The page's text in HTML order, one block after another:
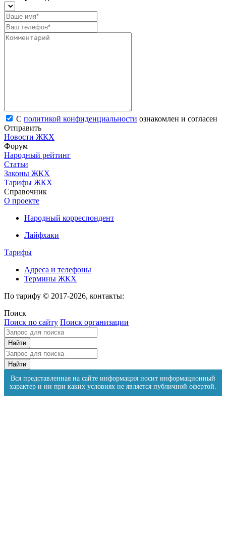
С политикой конфиденциальности ознакомлен и согласен
Отправить
Новости ЖКХ
Форум
Народный рейтинг
Статьи
Законы ЖКХ
Тарифы ЖКХ
Справочник
О проекте
Народный корреспондент
Лайфхаки
Тарифы
Адреса и телефоны
Термины ЖКХ
По тарифу © 2017-2026, контакты:
Поиск
Поиск по сайту Поиск организации
Вся представленная на сайте информация носит информационный
характер и ни при каких условиях не является публичной офертой.